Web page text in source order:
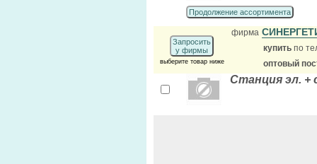
Продолжение ассортимента
Запросить
у фирмы
выберите товар ниже
фирма
купить по
оптовый
Станция эл. +